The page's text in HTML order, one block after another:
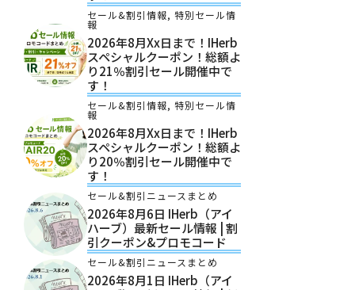
セール&割引情報, 特別セール情
報
2026年8月xx日まで！iHerb
スペシャルクーポン！総額よ
り21％割引セール開催中で
す！
セール&割引情報, 特別セール情
報
2026年8月xx日まで！iHerb
スペシャルクーポン！総額よ
り20％割引セール開催中で
す！
セール&割引ニュースまとめ
2026年8月6日 IHerb（アイ
ハーブ）最新セール情報 | 割
引クーポン&プロモコード
セール&割引ニュースまとめ
2026年8月1日 IHerb（アイ